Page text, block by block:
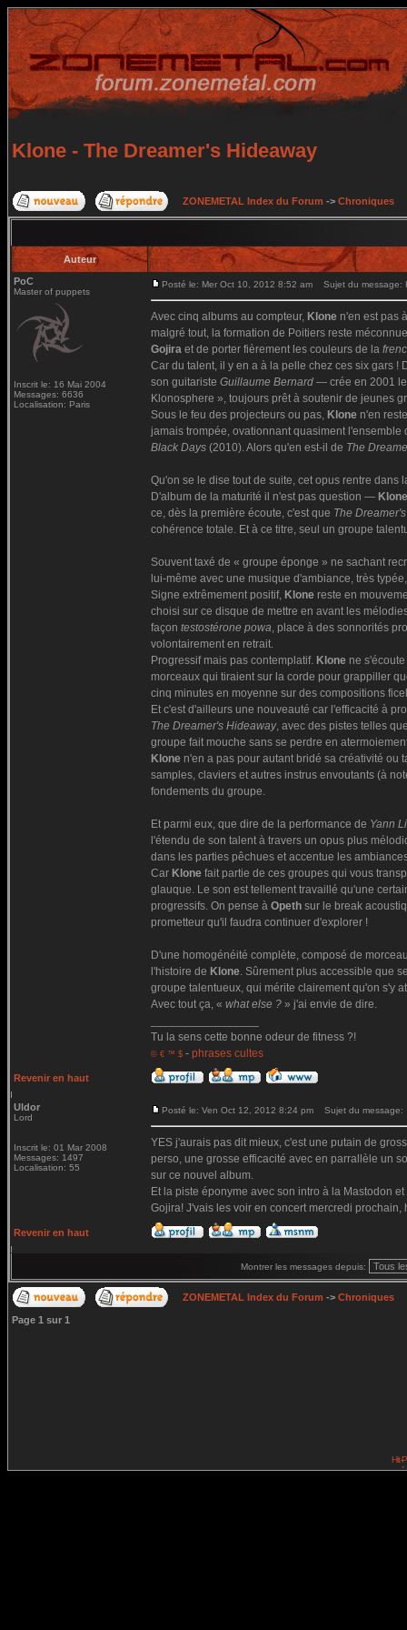
Klone - The Dreamer's Hideaway
ZONEMETAL Index du Forum -> Chroniques
Auteur
PoC
Master of puppets
Inscrit le: 16 Mai 2004
Messages: 6636
Localisation: Paris
Posté le: Mer Oct 10, 2012 8:52 am Sujet du message:
Avec cinq albums au compteur, Klone n'en est pas
malgré tout, la formation de Poitiers reste
Gojira et de porter fièrement les couleurs de la
Car du talent, il y en a à la pelle chez ces six gars !
son guitariste Guillaume Bernard — crée en 2001
Klonosphere », toujours prêt à soutenir de jeunes
Sous le feu des projecteurs ou pas, Klone n'en
jamais trompée, ovationnant quasiment
Black Days (2010). Alors qu'en est-il de The
Qu'on se le dise tout de suite, cet opus rentre dans
D'album de la maturité il n'est pas question — Klone
ce, dès la première écoute, c'est que The
cohérence totale. Et à ce titre, seul un groupe
Souvent taxé de « groupe éponge » ne sachant
lui-même avec une musique d'ambiance, très
Signe extrêmement positif, Klone reste en
choisi sur ce disque de mettre en avant les
façon testostérone powa, place à des sonnorités
volontairement en retrait.
Progressif mais pas contemplatif. Klone ne
morceaux qui tiraient sur la corde pour grappiller
cinq minutes en moyenne sur des compositions
Et c'est d'ailleurs une nouveauté car l'efficacité à
The Dreamer's Hideaway, avec des pistes telles
groupe fait mouche sans se perdre en
Klone n'en a pas pour autant bridé sa créativité ou
samples, claviers et autres instrus envoutants (à
fondements du groupe.
Et parmi eux, que dire de la performance de Yann
l'étendu de son talent à travers un opus plus
dans les parties pêchues et accentue les
Car Klone fait partie de ces groupes qui vous
glauque. Le son est tellement travaillé qu'une
progressifs. On pense à Opeth sur le break
prometteur qu'il faudra continuer d'explorer !
D'une homogénéité complète, composé de
l'histoire de Klone. Sûrement plus accessible que
groupe talentueux, qui mérite clairement qu'on s'y
Avec tout ça, « what else ? » j'ai envie de dire.
Tu la sens cette bonne odeur de fitness ?!
© € ™ $ - phrases cultes
Revenir en haut
Uldor
Lord
Inscrit le: 01 Mar 2008
Messages: 1497
Localisation: 55
Posté le: Ven Oct 12, 2012 8:24 pm Sujet du message:
YES j'aurais pas dit mieux, c'est une putain de
perso, une grosse efficacité avec en parrallèle un
sur ce nouvel album.
Et la piste éponyme avec son intro à la Mastodon
Gojira! J'vais les voir en concert mercredi
Revenir en haut
Montrer les messages depuis:
ZONEMETAL Index du Forum -> Chroniques
Page 1 sur 1